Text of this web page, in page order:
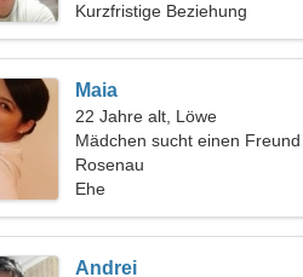
Kurzfristige Beziehung
Maia
22 Jahre alt, Löwe
Mädchen sucht einen Freund
Rosenau
Ehe
Andrei